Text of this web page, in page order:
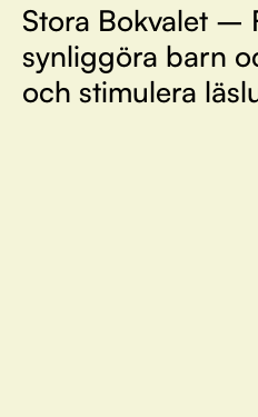
Stora Bokvalet –
synliggöra barn
och stimulera